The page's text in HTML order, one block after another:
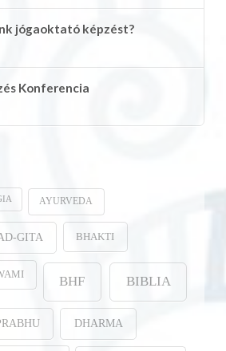
jógaoktató képzést?
Konferencia
AYURVEDA
GITA BHAKTI
BHF BIBLIA
DHARMA